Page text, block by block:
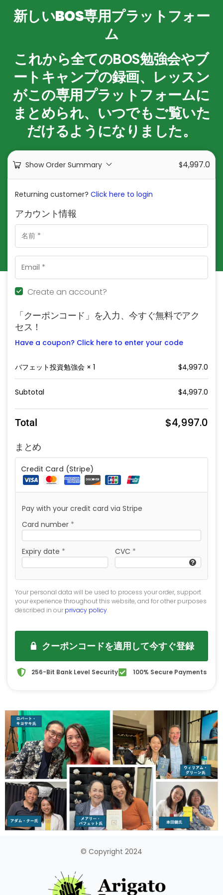
新しいBOS専用プラットフォー
ム
これから全てのBOS勉強会やブ
ートキャンプの録画、レッスン
がこの専用プラットフォームに
まとめられ、いつでもご覧いた
だけるようになりました。
Show Order Summary $4,997.0
Returning customer? Click here to login
アカウント情報
Create an account?
「クーポンコード」を入力、今すぐ無料でアク
セス！
Have a coupon? Click here to enter your code
バフェット投資勉強会 × 1 $4,997.0
Subtotal $4,997.0
Total $4,997.0
まとめ
Credit Card (Stripe)
Pay with your credit card via Stripe
Card number *
Expiry date * CVC *
Your personal data will be used to process your order, support
your experience throughout this website, and for other purposes
described in our privacy policy.
クーポンコードを適用して今すぐ登録
256-Bit Bank Level Security 100% Secure Payments
© Copyright 2024